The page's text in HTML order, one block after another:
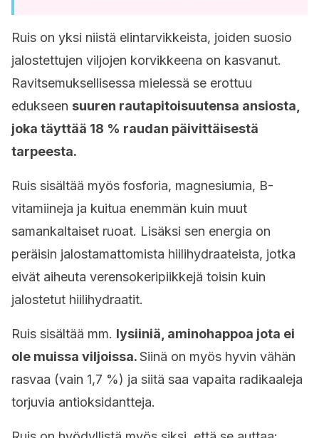
Ruis on yksi niistä elintarvikkeista, joiden suosio
jalostettujen viljojen korvikkeena on kasvanut.
Ravitsemuksellisessa mielessä se erottuu
edukseen suuren rautapitoisuutensa ansiosta,
joka täyttää 18 % raudan päivittäisestä
tarpeesta.
Ruis sisältää myös fosforia, magnesiumia, B-
vitamiineja ja kuitua enemmän kuin muut
samankaltaiset ruoat. Lisäksi sen energia on
peräisin jalostamattomista hiilihydraateista, jotka
eivät aiheuta verensokeripiikkejä toisin kuin
jalostetut hiilihydraatit.
Ruis sisältää mm. lysiiniä, aminohappoa jota ei
ole muissa viljoissa.Siinä on myös hyvin vähän
rasvaa (vain 1,7 %) ja siitä saa vapaita radikaaleja
torjuvia antioksidantteja.